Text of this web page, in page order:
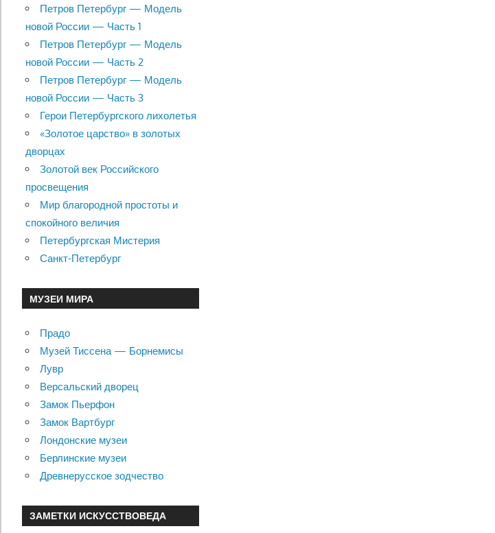
Петров Петербург — Модель
новой России — Часть 1
Петров Петербург — Модель
новой России — Часть 2
Петров Петербург — Модель
новой России — Часть 3
Герои Петербургского лихолетья
«Золотое царство» в золотых
дворцах
Золотой век Российского
просвещения
Мир благородной простоты и
спокойного величия
Петербургская Мистерия
Санкт-Петербург
МУЗЕИ МИРА
Прадо
Музей Тиссена — Борнемисы
Лувр
Версальский дворец
Замок Пьерфон
Замок Вартбург
Лондонские музеи
Берлинские музеи
Древнерусское зодчество
ЗАМЕТКИ ИСКУССТВОВЕДА